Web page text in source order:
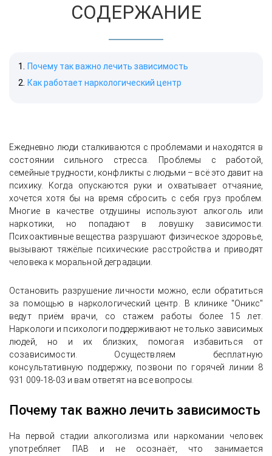
СОДЕРЖАНИЕ
Почему так важно лечить зависимость
Как работает наркологический центр
Ежедневно люди сталкиваются с проблемами и находятся в
состоянии сильного стресса. Проблемы с работой,
семейные трудности, конфликты с людьми – всё это давит на
психику. Когда опускаются руки и охватывает отчаяние,
хочется хотя бы на время сбросить с себя груз проблем.
Многие в качестве отдушины используют алкоголь или
наркотики, но попадают в ловушку зависимости.
Психоактивные вещества разрушают физическое здоровье,
вызывают тяжёлые психические расстройства и приводят
человека к моральной деградации.
Остановить разрушение личности можно, если обратиться
за помощью в наркологический центр. В клинике "Оникс"
ведут приём врачи, со стажем работы более 15 лет.
Наркологи и психологи поддерживают не только зависимых
людей, но и их близких, помогая избавиться от
созависимости. Осуществляем бесплатную
консультативную поддержку, позвони по горячей линии 8
931 009-18-03 и вам ответят на все вопросы.
Почему так важно лечить зависимость
На первой стадии алкоголизма или наркомании человек
употребляет ПАВ и не осознаёт, что занимается